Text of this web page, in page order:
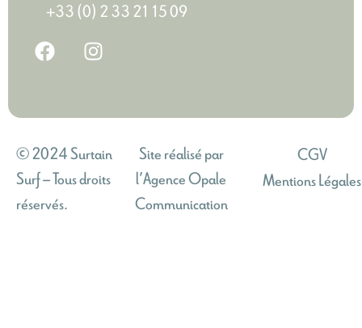
+33 (0) 2 33 21 15 09
© 2024 Surtain
Surf – Tous droits
réservés.
Site réalisé par
l’Agence Opale
Communication
CGV
Mentions Légales